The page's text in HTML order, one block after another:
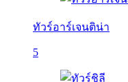
ทัวร์อาร์เจนติน่า
5